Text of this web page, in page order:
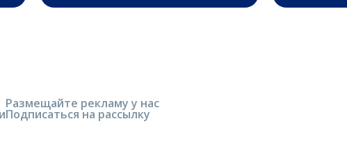
Размещайте рекламу у нас
Подписаться на рассылку